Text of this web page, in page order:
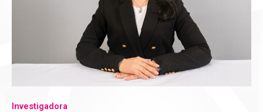
Investigadora